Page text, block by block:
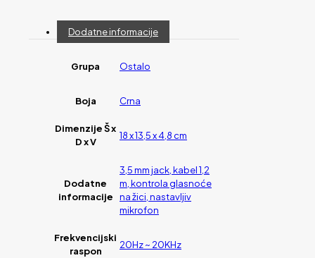
Dodatne informacije
Grupa Ostalo
Boja Crna
Dimenzije Š x
D x V
18 x 13,5 x 4,8 cm
Dodatne
informacije
3,5 mm jack, kabel 1,2
m, kontrola glasnoće
na žici, nastavljiv
mikrofon
Frekvencijski
raspon
20Hz ~ 20KHz